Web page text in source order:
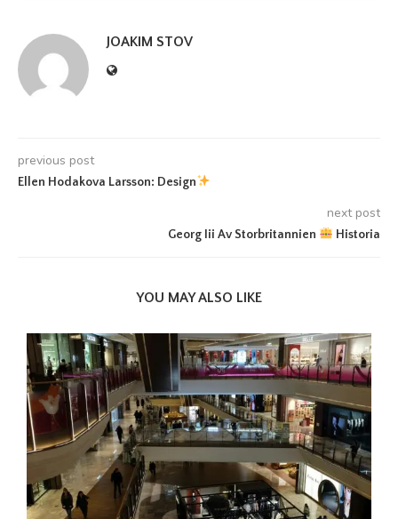
JOAKIM STOV
previous post
Ellen Hodakova Larsson: Design
next post
Georg Iii Av Storbritannien Historia
YOU MAY ALSO LIKE